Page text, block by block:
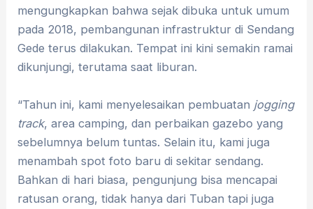
mengungkapkan bahwa sejak dibuka untuk umum
pada 2018, pembangunan infrastruktur di Sendang
Gede terus dilakukan. Tempat ini kini semakin ramai
dikunjungi, terutama saat liburan.
“Tahun ini, kami menyelesaikan pembuatan jogging
track, area camping, dan perbaikan gazebo yang
sebelumnya belum tuntas. Selain itu, kami juga
menambah spot foto baru di sekitar sendang.
Bahkan di hari biasa, pengunjung bisa mencapai
ratusan orang, tidak hanya dari Tuban tapi juga